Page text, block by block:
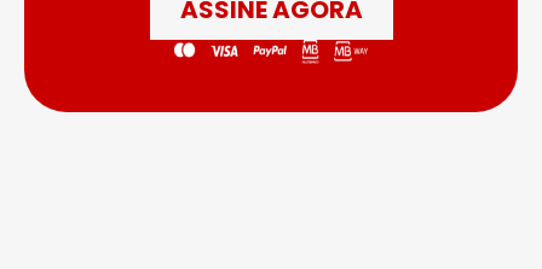
ASSINE AGORA